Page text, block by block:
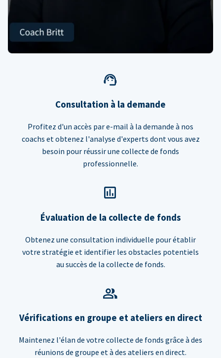
Consultation à la demande
Profitez d'un accès par e-mail à la demande à nos
coachs et obtenez l'analyse d'experts dont vous avez
besoin pour réussir une collecte de fonds
professionnelle.
Évaluation de la collecte de fonds
Obtenez une consultation individuelle pour établir
votre stratégie et identifier les obstacles potentiels
au succès de la collecte de fonds.
Vérifications en groupe et ateliers en direct
Maintenez l'élan de votre collecte de fonds grâce à des
réunions de groupe et à des ateliers en direct.